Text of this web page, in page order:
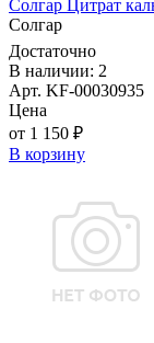
Солгар Цитрат
Солгар
Достаточно
В наличии: 2
Арт. KF-00030935
Цена
от 1 150 ₽
В корзину